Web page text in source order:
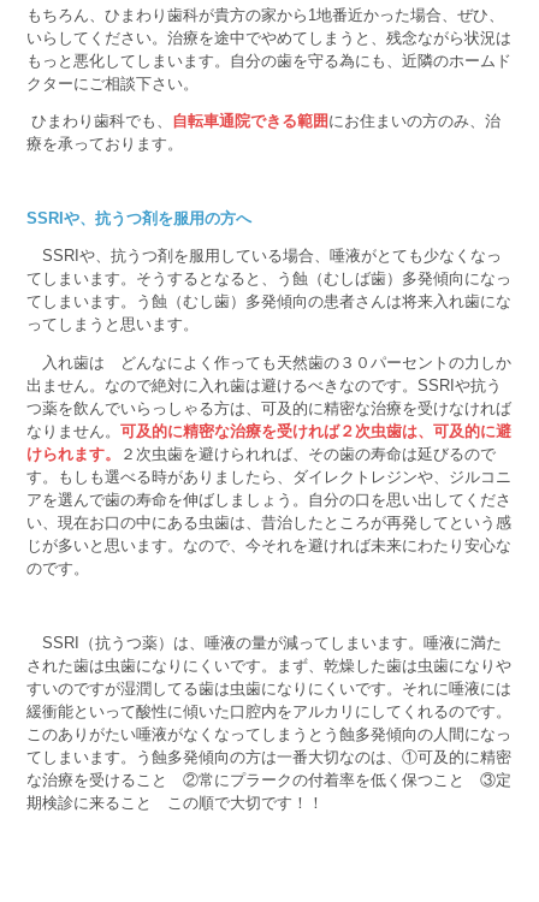
もちろん、ひまわり歯科が貴方の家から1地番近かった場合、ぜひ、
いらしてください。治療を途中でやめてしまうと、残念ながら状況は
もっと悪化してしまいます。自分の歯を守る為にも、近隣のホームド
クターにご相談下さい。
ひまわり歯科でも、 自転車通院できる範囲 にお住まいの方のみ、治
療を承っております。
SSRIや、抗うつ剤を服用の方へ
SSRIや、抗うつ剤を服用している場合、唾液がとても少なくなっ
てしまいます。そうするとなると、う蝕（むしば歯）多発傾向になっ
てしまいます。う蝕（むし歯）多発傾向の患者さんは将来入れ歯にな
ってしまうと思います。
入れ歯は どんなによく作っても天然歯の３０パーセントの力しか
出ません。なので絶対に入れ歯は避けるべきなのです。SSRIや抗う
つ薬を飲んでいらっしゃる方は、可及的に精密な治療を受けなければ
なりません。可及的に精密な治療を受ければ２次虫歯は、可及的に避
けられます。
２次虫歯を避けられれば、その歯の寿命は延びるので
す。もしも選べる時がありましたら、ダイレクトレジンや、ジルコニ
アを選んで歯の寿命を伸ばしましょう。自分の口を思い出してくださ
い、現在お口の中にある虫歯は、昔治したところが再発してという感
じが多いと思います。なので、今それを避ければ未来にわたり安心な
のです。
SSRI（抗うつ薬）は、唾液の量が減ってしまいます。唾液に満た
された歯は虫歯になりにくいです。まず、乾燥した歯は虫歯になりや
すいのですが湿潤してる歯は虫歯になりにくいです。それに唾液には
緩衝能といって酸性に傾いた口腔内をアルカリにしてくれるのです。
このありがたい唾液がなくなってしまうとう蝕多発傾向の人間になっ
てしまいます。う蝕多発傾向の方は一番大切なのは、①可及的に精密
な治療を受けること ②常にプラークの付着率を低く保つこと ③定
期検診に来ること この順で大切です！！